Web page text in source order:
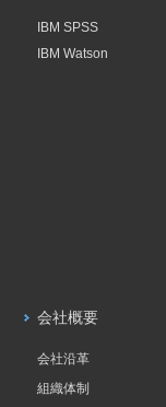
IBM SPSS
IBM Watson
会社概要
会社沿革
組織体制